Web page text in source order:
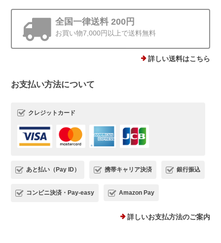
いです。 身につけていて、褒めていた
だけるとすごく嬉しいですよね*.。その
シーンをお届けできたことが何より励み
丁寧にお届けしてまいります😊
ゴールド 4mm
2025/12/19
ないので光の加減で見え方が違うのも気に入りました。silver925なの
うございます*.。 ストーンピアス一番の
全国一律送料 200円
お買い物7,000円以上で送料無料
詳しい送料はこちら
お支払い方法について
クレジットカード
あと払い（Pay ID） 携帯キャリア決済 銀行振込
コンビニ決済・Pay-easy Amazon Pay
詳しいお支払方法のご案内